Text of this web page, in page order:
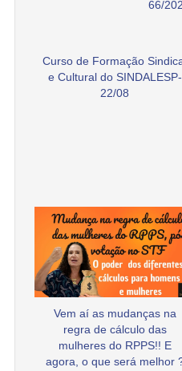
66/
Curso de Formação
e Cultural do SINDALESP-
22/08
Vem aí as mudanças na
regra de cálculo das
mulheres do RPPS!! E
agora, o que será melhor